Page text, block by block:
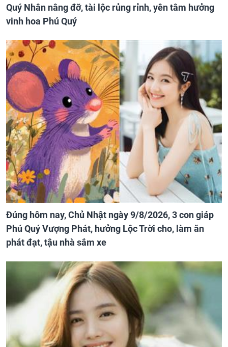
Quý Nhân nâng đỡ, tài lộc rủng rỉnh, yên tâm hưởng
vinh hoa Phú Quý
Đúng hôm nay, Chủ Nhật ngày 9/8/2026, 3 con giáp
Phú Quý Vượng Phát, hưởng Lộc Trời cho, làm ăn
phát đạt, tậu nhà sắm xe